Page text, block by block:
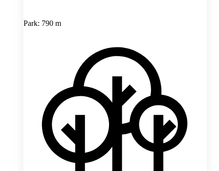
Park: 790 m